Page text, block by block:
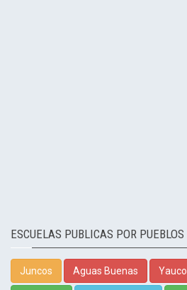
ESCUELAS PUBLICAS POR PUEBLOS
Juncos Aguas Buenas Yauco